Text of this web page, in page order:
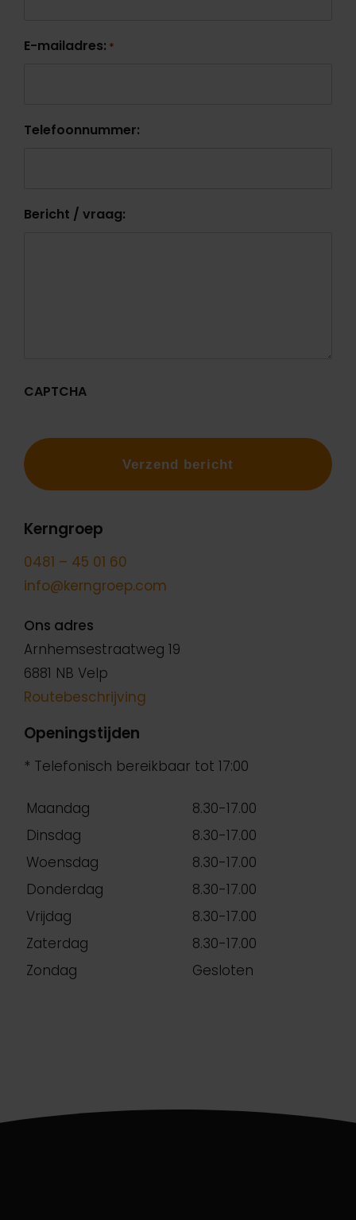
E-mailadres: *
Telefoonnummer:
Bericht / vraag:
CAPTCHA
Kerngroep
0481 – 45 01 60
info@kerngroep.com
Ons adres
Arnhemsestraatweg 19
6881 NB Velp
Routebeschrijving
Openingstijden
* Telefonisch bereikbaar tot 17:00
Maandag
8.30-17.00
Dinsdag
8.30-17.00
Woensdag
8.30-17.00
Donderdag
8.30-17.00
Vrijdag
8.30-17.00
Zaterdag
8.30-17.00
Zondag
Gesloten